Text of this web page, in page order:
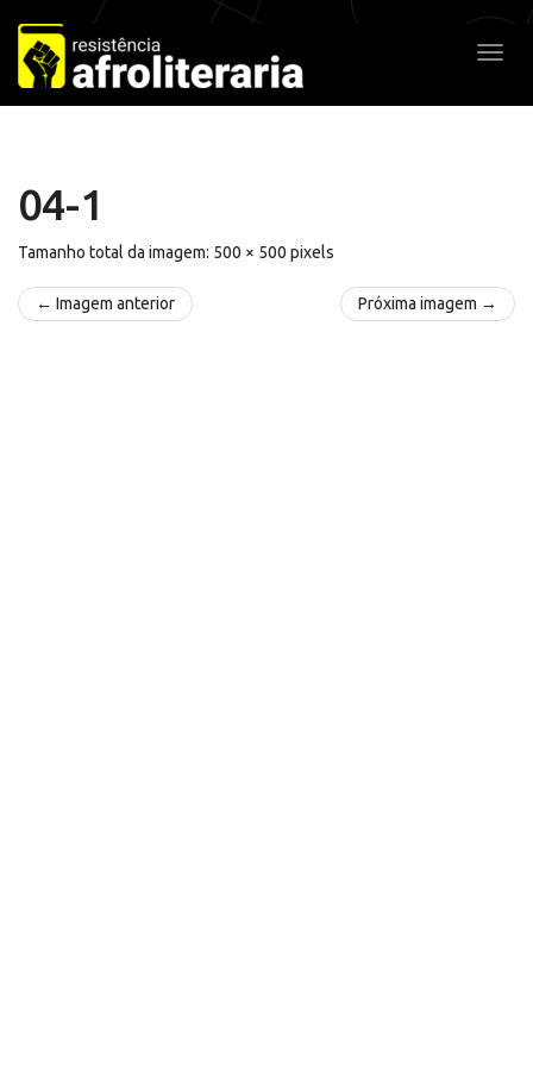
Pular
para
o
conteúdo
04-1
Tamanho total da imagem: 500 × 500 pixels
← Imagem anterior Próxima imagem →